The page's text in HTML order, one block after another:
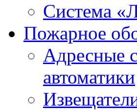
Система
Пожарное
Адресные
автоматики